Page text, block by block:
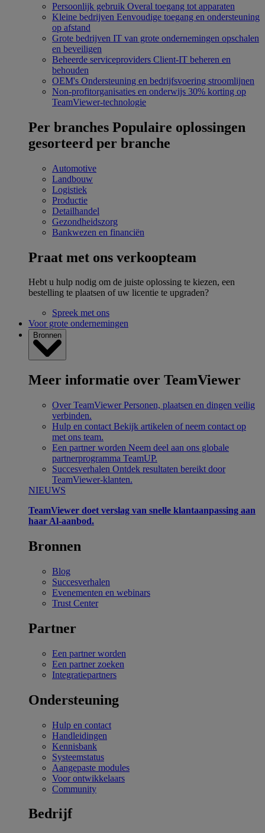
Persoonlijk gebruik Overal toegang tot apparaten
Kleine bedrijven Eenvoudige toegang en ondersteuning
op afstand
Grote bedrijven IT van grote ondernemingen opschalen
en beveiligen
Beheerde serviceproviders Client-IT beheren en
behouden
OEM's Ondersteuning en bedrijfsvoering stroomlijnen
Non-profitorganisaties en onderwijs 30% korting op
TeamViewer-technologie
Per branches Populaire oplossingen
gesorteerd per branche
Automotive
Landbouw
Logistiek
Productie
Detailhandel
Gezondheidszorg
Bankwezen en financiën
Praat met ons verkoopteam
Hebt u hulp nodig om de juiste oplossing te kiezen, een
bestelling te plaatsen of uw licentie te upgraden?
Spreek met ons
Voor grote ondernemingen
Bronnen
Meer informatie over TeamViewer
Over TeamViewer Personen, plaatsen en dingen veilig
verbinden.
Hulp en contact Bekijk artikelen of neem contact op
met ons team.
Een partner worden Neem deel aan ons globale
partnerprogramma TeamUP.
Succesverhalen Ontdek resultaten bereikt door
TeamViewer-klanten.
NIEUWS
TeamViewer doet verslag van snelle klantaanpassing aan
haar Al-aanbod.
Bronnen
Blog
Succesverhalen
Evenementen en webinars
Trust Center
Partner
Een partner worden
Een partner zoeken
Integratiepartners
Ondersteuning
Hulp en contact
Handleidingen
Kennisbank
Systeemstatus
Aangepaste modules
Voor ontwikkelaars
Community
Bedrijf